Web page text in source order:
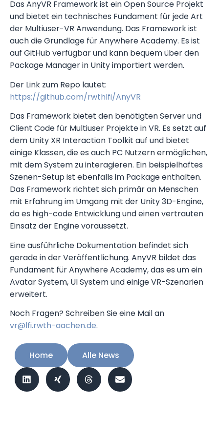
Das AnyVR Framework ist ein Open Source Projekt
und bietet ein technisches Fundament für jede Art
der Multiuser-VR Anwendung. Das Framework ist
auch die Grundlage für Anywhere Academy. Es ist
auf GitHub verfügbar und kann bequem über den
Package Manager in Unity importiert werden.
Der Link zum Repo lautet:
https://github.com/rwthlfi/AnyVR
Das Framework bietet den benötigten Server und
Client Code für Multiuser Projekte in VR. Es setzt auf
dem Unity XR Interaction Toolkit auf und bietet
einige Klassen, die es auch PC Nutzern ermöglichen,
mit dem System zu interagieren. Ein beispielhaftes
Szenen-Setup ist ebenfalls im Package enthalten.
Das Framework richtet sich primär an Menschen
mit Erfahrung im Umgang mit der Unity 3D-Engine,
da es high-code Entwicklung und einen vertrauten
Einsatz der Engine voraussetzt.
Eine ausführliche Dokumentation befindet sich
gerade in der Veröffentlichung. AnyVR bildet das
Fundament für Anywhere Academy, das es um ein
Avatar System, UI System und einige VR-Szenarien
erweitert.
Noch Fragen? Schreiben Sie eine Mail an
vr@lfi.rwth-aachen.de.
Home Alle News